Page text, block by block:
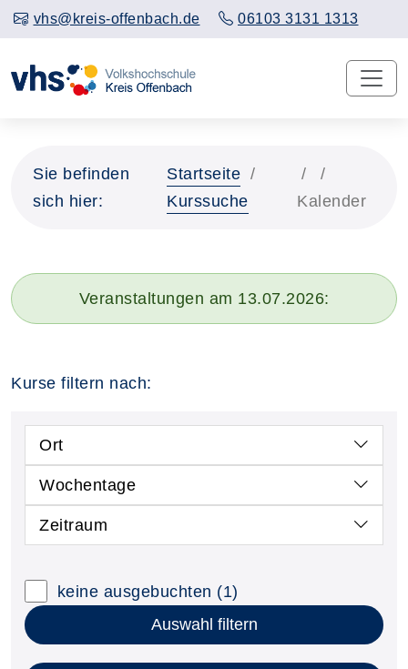
vhs@kreis-offenbach.de 06103 3131 1313
Sie befinden
sich hier:
Startseite
Kurssuche
Kalender
Veranstaltungen am 13.07.2026:
Kurse filtern nach:
Ort
Wochentage
Zeitraum
keine ausgebuchten (1)
Auswahl filtern